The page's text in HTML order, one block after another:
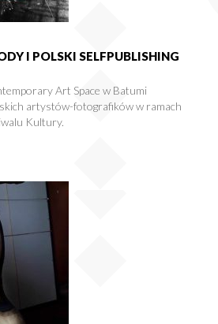
I POLSKI SELFPUBLISHING
Art Space w Batumi
artystów-fotografików w ramach
Kultury.